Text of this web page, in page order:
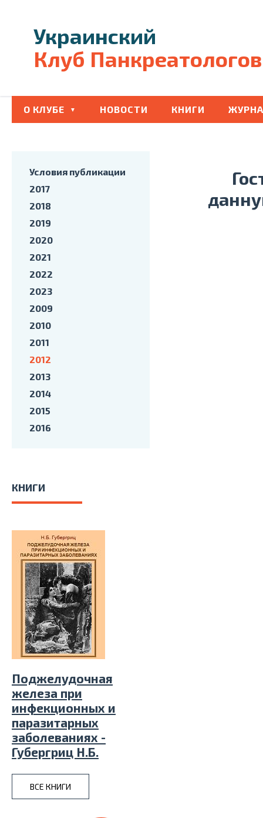
Украинский
Клуб Панкреатологов
О КЛУБЕ НОВОСТИ КНИГИ
Условия публикации
2017
2018
2019
2020
2021
2022
2023
2009
2010
2011
2012
2013
2014
2015
2016
КНИГИ
Поджелудочная
железа при
инфекционных и
паразитарных
заболеваниях -
Губергриц Н.Б.
ВСЕ КНИГИ